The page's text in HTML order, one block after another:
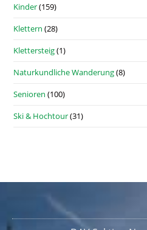
Kinder(159)
Klettern (28)
Klettersteig(1)
Naturkundliche Wanderung(8)
Senioren (100)
Ski & Hochtour(31)